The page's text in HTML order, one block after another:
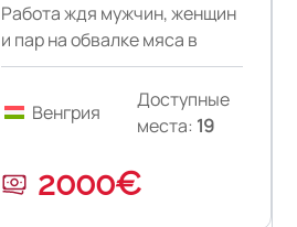
Работа ждя мужчин, женщин
и пар на обвалке мяса в
Венгрии.
Венгрия
Доступные
места: 19
2000€